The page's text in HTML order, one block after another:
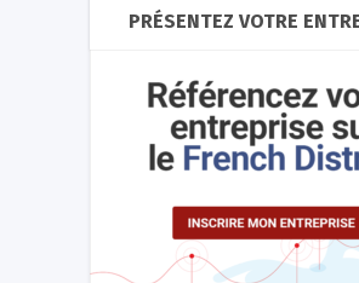
PRÉSENTEZ VOTRE